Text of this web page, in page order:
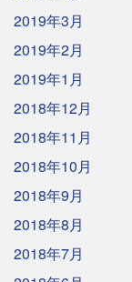
2019年3月
2019年2月
2019年1月
2018年12月
2018年11月
2018年10月
2018年9月
2018年8月
2018年7月